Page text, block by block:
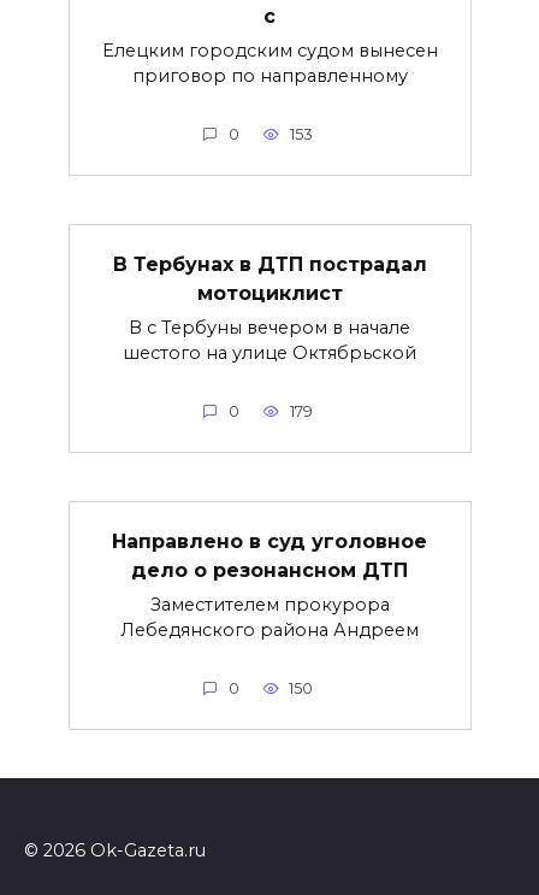
с
Елецким городским судом вынесен
приговор по направленному
0 153
В Тербунах в ДТП пострадал
мотоциклист
В с Тербуны вечером в начале
шестого на улице Октябрьской
0 179
Направлено в суд уголовное
дело о резонансном ДТП
Заместителем прокурора
Лебедянского района Андреем
0 150
© 2026 Ok-Gazeta.ru